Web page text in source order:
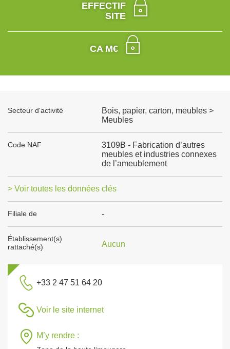
EFFECTIF
SITE
CA M€
Secteur d'activité
Bois, papier, carton, meubles >
Meubles
Code NAF
3109B - Fabrication d’autres
meubles et industries connexes
de l’ameublement
> Voir toutes les données clés
Filiale de -
Établissement(s)
rattaché(s)
Aucun
+33 2 47 51 64 20
Voir le site internet
M’y rendre :